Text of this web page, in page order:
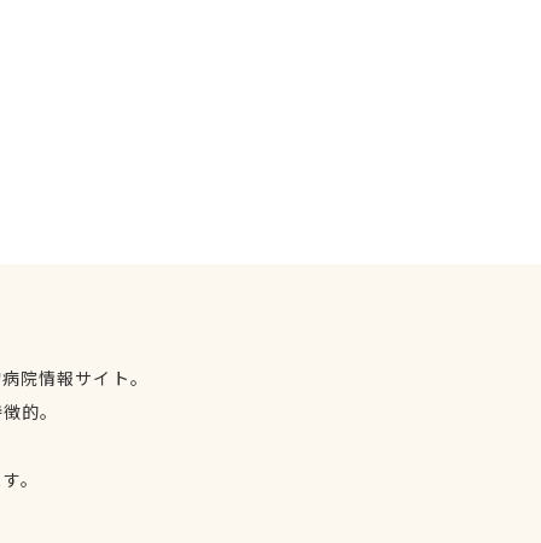
院情報サイト。
的。
。